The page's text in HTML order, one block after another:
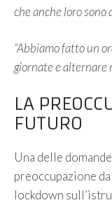
che anche loro sono
“Abbiamo fatto un
giornate e alternare
LA
FUTURO
Una delle
preoccupazione
lockdown